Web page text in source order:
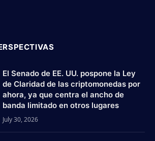
El Senado de EE. UU. pospone la Ley
de Claridad de las criptomonedas por
ahora, ya que centra el ancho de
banda limitado en otros lugares
July 30, 2026